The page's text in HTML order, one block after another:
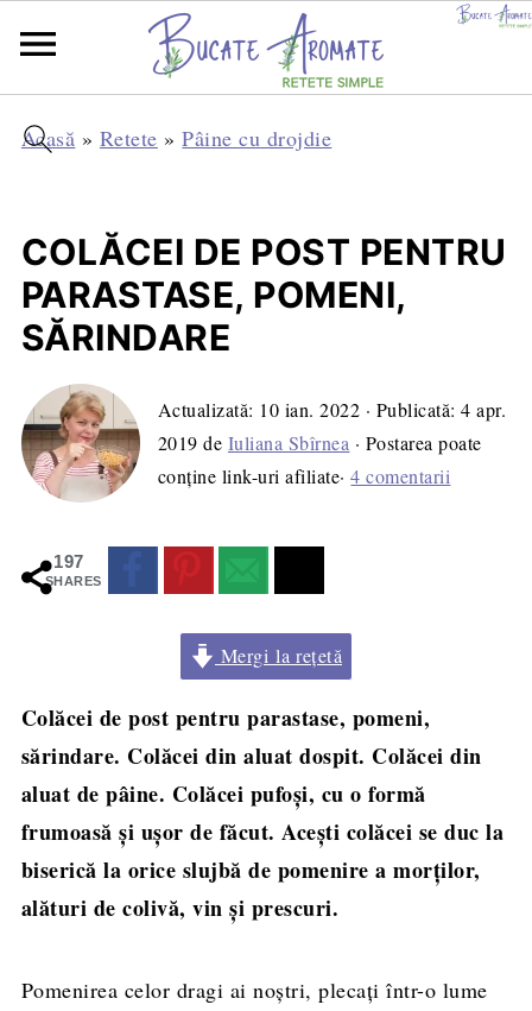
Acasă » Retete »Pâine cu drojdie
COLĂCEI DE POST PENTRU
PARASTASE, POMENI,
SĂRINDARE
Actualizată: 10 ian. 2022 · Publicată:4 apr.
2019 de Iuliana Sbîrnea · Postarea poate
conține link-uri afiliate·4 comentarii
197
SHARES
Mergi la rețetă
Colăcei de post pentru parastase, pomeni,
sărindare. Colăcei din aluat dospit. Colăcei din
aluat de pâine. Colăcei pufoși, cu o formă
frumoasă și ușor de făcut. Acești colăcei se duc la
biserică la orice slujbă de pomenire a morților,
alături de colivă, vin și prescuri.
Pomenirea celor dragi ai noștri, plecați într-o lume